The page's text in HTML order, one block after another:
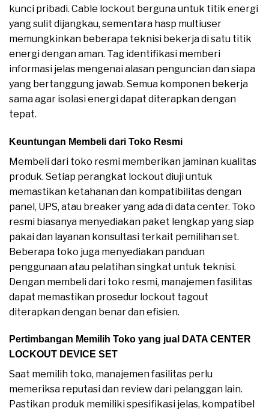
kunci pribadi. Cable lockout berguna untuk titik energi
yang sulit dijangkau, sementara hasp multiuser
memungkinkan beberapa teknisi bekerja di satu titik
energi dengan aman. Tag identifikasi memberi
informasi jelas mengenai alasan penguncian dan siapa
yang bertanggung jawab. Semua komponen bekerja
sama agar isolasi energi dapat diterapkan dengan
tepat.
Keuntungan Membeli dari Toko Resmi
Membeli dari toko resmi memberikan jaminan kualitas
produk. Setiap perangkat lockout diuji untuk
memastikan ketahanan dan kompatibilitas dengan
panel, UPS, atau breaker yang ada di data center. Toko
resmi biasanya menyediakan paket lengkap yang siap
pakai dan layanan konsultasi terkait pemilihan set.
Beberapa toko juga menyediakan panduan
penggunaan atau pelatihan singkat untuk teknisi.
Dengan membeli dari toko resmi, manajemen fasilitas
dapat memastikan prosedur lockout tagout
diterapkan dengan benar dan efisien.
Pertimbangan Memilih Toko yang jual DATA CENTER
LOCKOUT DEVICE SET
Saat memilih toko, manajemen fasilitas perlu
memeriksa reputasi dan review dari pelanggan lain.
Pastikan produk memiliki spesifikasi jelas, kompatibel